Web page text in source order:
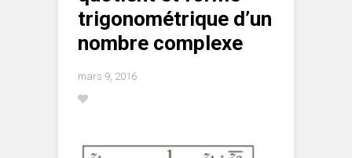
trigonométrique d’un
nombre complexe
mars 9, 2016